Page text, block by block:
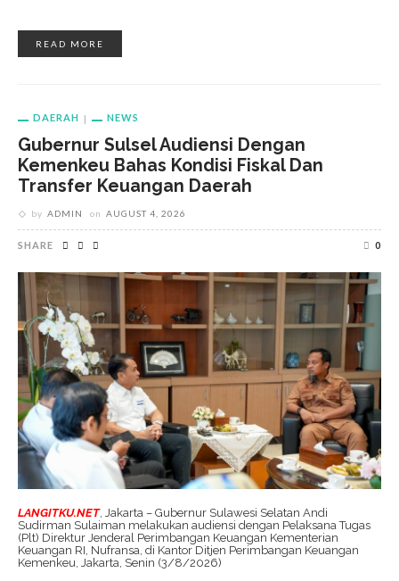
READ MORE
DAERAH NEWS
Gubernur Sulsel Audiensi Dengan
Kemenkeu Bahas Kondisi Fiskal Dan
Transfer Keuangan Daerah
by ADMIN on AUGUST 4, 2026
SHARE 0
LANGITKU.NET, Jakarta – Gubernur Sulawesi Selatan Andi
Sudirman Sulaiman melakukan audiensi dengan Pelaksana Tugas
(Plt) Direktur Jenderal Perimbangan Keuangan Kementerian
Keuangan RI, Nufransa, di Kantor Ditjen Perimbangan Keuangan
Kemenkeu, Jakarta, Senin (3/8/2026)